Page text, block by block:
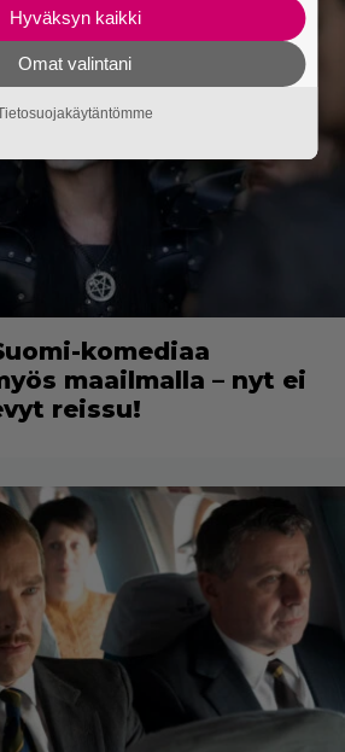
komediaa
maailmalla – nyt ei
reissu!
Hyväksyn kaikki
Omat valintani